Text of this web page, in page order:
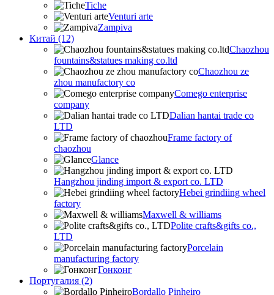
Tiche
Venturi arte
Zampiva
Китай (12)
Chaozhou
fountains&statues making co.ltd
Chaozhou ze
zhou manufactory co
Comego enterprise
company
Dalian hantai trade co
LTD
Frame factory of
chaozhou
Glance
Hangzhou jinding import & export co. LTD
Hebei grindiing wheel
factory
Maxwell & williams
Polite crafts&gifts co.,
LTD
Porcelain
manufacturing factory
Гонконг
Португалия (2)
Bordallo Pinheiro